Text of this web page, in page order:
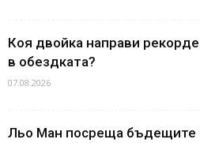
Коя двойка направи
в обездката?
07.08.2026
Льо Ман посреща бъдещите